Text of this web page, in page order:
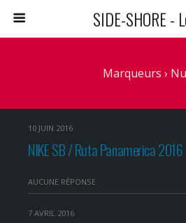
SIDE-SHORE -
Marqueurs ›
10 JUIN 2016
NIKE SB / Ruta Panamerica 2016
AUCUNE RÉPONSE
7 AVRIL 2016